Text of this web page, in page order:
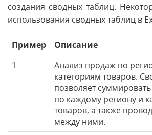
создания сводных таблиц.
использования сводных таблиц в
Пример
Описание
1
Анализ продаж по
категориям товаров.
позволяет
по каждому региону и
товаров, а также
между ними.